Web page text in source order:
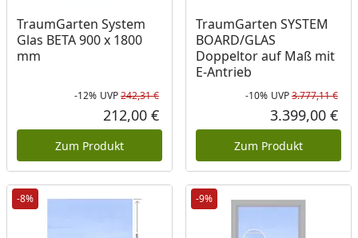
TraumGarten System
Glas BETA 900 x 1800
mm
Rabatt in Prozent
-12%
Ursprünglicher Preis
UVP242,31 €
Aktueller Preis
212,00 €
Zum Produkt
TraumGarten SYSTEM
BOARD/GLAS
Doppeltor auf Maß mit
E-Antrieb
-10% UVP3.777,11 €
3.399,00 €
Zum Produkt
-8% -9%